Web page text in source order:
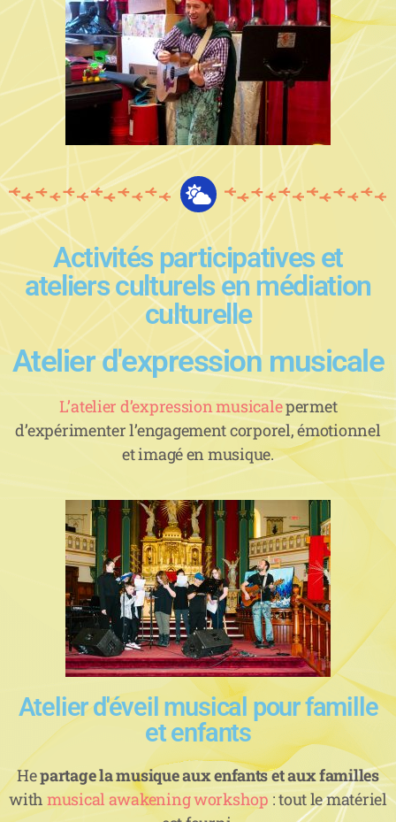
Activités participatives et
ateliers culturels en médiation
culturelle
Atelier d'expression musicale
L’atelier d’expression musicalepermet
d’expérimenter l’engagement corporel, émotionnel
et imagé en musique.
Atelier d'éveil musical pour famille
et enfants
Hepartage la musique aux enfants et aux familles
with musical awakening workshop : tout le matériel